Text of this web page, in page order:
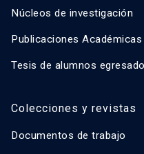
Núcleos de investigación
Publicaciones Académicas
Tesis de alumnos
Colecciones y revistas
Documentos de trabajo